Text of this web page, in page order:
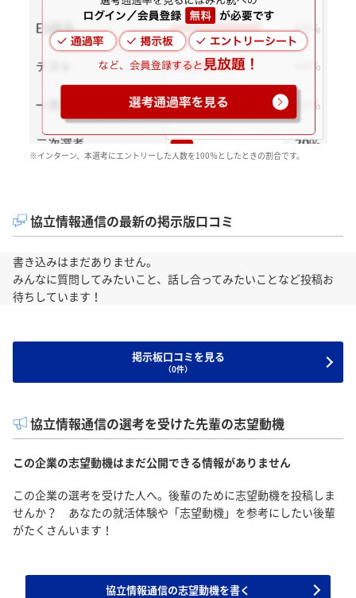
※インターン、本選考にエントリーした人数を100％としたときの割合です。
協立情報通信の最新の掲示版口コミ
書き込みはまだありません。
みんなに質問してみたいこと、話し合ってみたいことなど投稿お
待ちしています！
掲示板口コミを見る
（0件）
協立情報通信の選考を受けた先輩の志望動機
この企業の志望動機はまだ公開できる情報がありません
この企業の選考を受けた人へ。後輩のために志望動機を投稿しま
せんか？ あなたの就活体験や「志望動機」を参考にしたい後輩
がたくさんいます！
協立情報通信の志望動機を書く